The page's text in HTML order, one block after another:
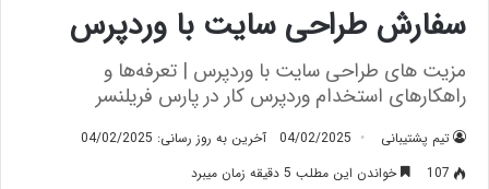
سفارش طراحی سایت با وردپرس
مزیت های طراحی سایت با وردپرس | تعرفه‌ها و
راهکارهای استخدام وردپرس کار در پارس فریلنسر
تیم پشتیبانی 04/02/2025
آخرین به روز رسانی: 04/02/2025
107
خواندن این مطلب 5 دقیقه زمان میبرد